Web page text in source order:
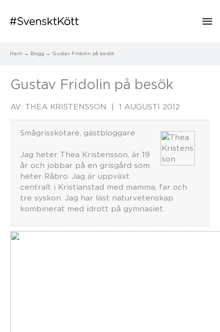
Hem Blogg Gustav Fridolin på besök
Gustav Fridolin på besök
AV: THEA KRISTENSSON 1 AUGUSTI 2012
Smågrisskötare, gästbloggare
Jag heter Thea Kristensson, är 19
år och jobbar på en grisgård som
heter Råbro. Jag är uppväxt
centralt i Kristianstad med mamma, far och
tre syskon. Jag har läst naturvetenskap
kombinerat med idrott på gymnasiet.